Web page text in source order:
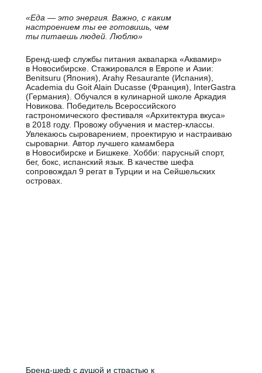
Бренд-шеф службы питания аквапарка «Аквамир»
в Новосибирске. Стажировался в Европе и Азии:
Benitsuru (Япония), Arahy Resaurante (Испания),
Academia du Goit Alain Ducasse (Франция), InterGastra
(Германия). Обучался в кулинарной школе Аркадия
Новикова. Победитель Всероссийского
гастрономического фестиваля «Архитектура вкуса»
в 2018 году. Провожу обучения и мастер-классы.
Увлекаюсь сыроварением, проектирую и настраиваю
сыроварни. Автор лучшего камамбера
в Новосибирске и Бишкеке. Хобби: парусный спорт,
бег, бокс, испанский язык. В качестве шефа
сопровождал 9 регат в Турции и на Сейшельских
островах.
«Еда — это энергия. Важно, с каким
настроением ты ее готовишь, чем
ты питаешь людей. Люблю»
Бренд-шеф с душой и страстью к